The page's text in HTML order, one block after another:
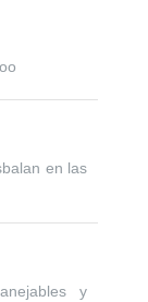
en las
y